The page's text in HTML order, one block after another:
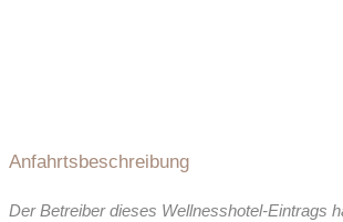
Anfahrtsbeschreibung
Der Betreiber dieses Wellnesshotel-Eintrags